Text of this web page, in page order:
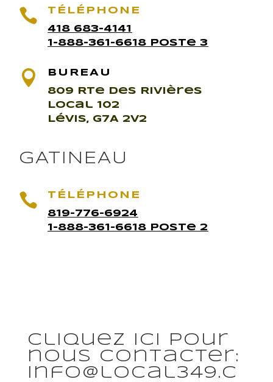

TÉLÉPHONE
418 683-4141
1-888-361-6618 Poste 3

BUREAU
809 Rte des Rivières
Local 102
Lévis, G7A 2V2
GATINEAU

TÉLÉPHONE
819-776-6924
1-888-361-6618 Poste 2
Cliquez ici pour
nous contacter:
info@local349.c